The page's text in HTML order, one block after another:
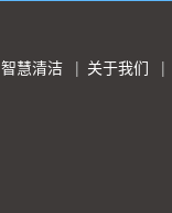
智慧清洁 关于我们